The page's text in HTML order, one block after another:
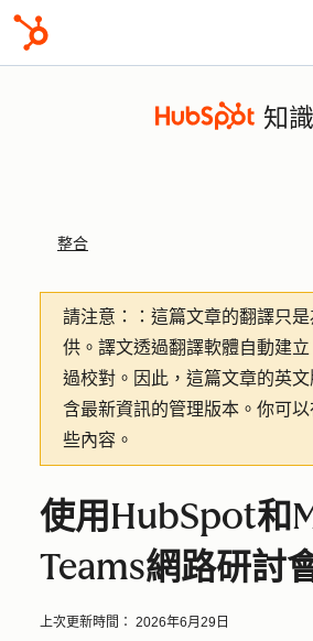
知
整合
請注意：
：這篇文章的翻譯只
供。譯文透過翻譯軟體自動建
過校對。因此，這篇文章的英
含最新資訊的管理版本。你可以
些內容。
使用HubSpot和
Teams網路研討
上次更新時間： 2026年6月29日